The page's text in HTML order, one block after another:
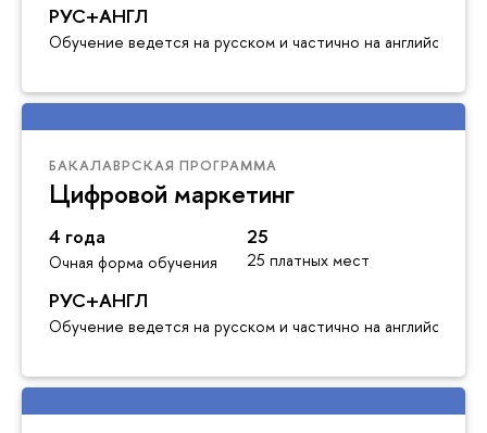
РУС+АНГЛ
Обучение ведется на русском и частично на английском
БАКАЛАВРСКАЯ ПРОГРАММА
Цифровой маркетинг
4 года
Очная форма обучения
25
25 платных мест
РУС+АНГЛ
Обучение ведется на русском и частично на английском